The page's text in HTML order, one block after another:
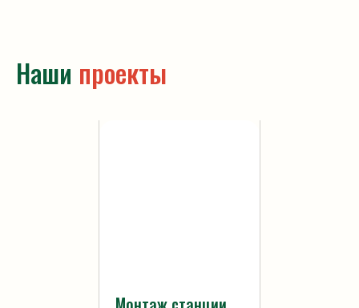
Наши проекты